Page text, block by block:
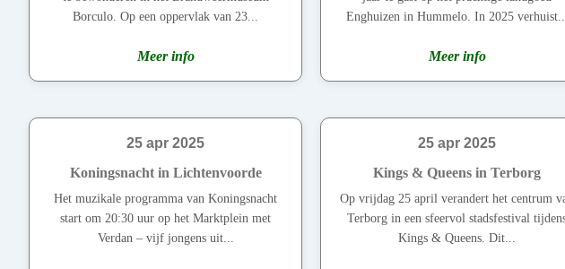
Borculo. Op een oppervlak van 23...
Meer info
Enghuizen in Hummelo. In 2025
Meer info
25 apr 2025
Koningsnacht in Lichtenvoorde
Het muzikale programma van Koningsnacht
start om 20:30 uur op het Marktplein met
Verdan – vijf jongens uit...
25 apr 2025
Kings & Queens in Terborg
Op vrijdag 25 april verandert het centrum
Terborg in een sfeervol stadsfestival
Kings & Queens. Dit...